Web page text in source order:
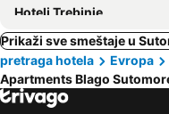
Hoteli Trebinje
Prikaži sve smeštaje u
pretraga hotela
Evropa
Apartments Blago